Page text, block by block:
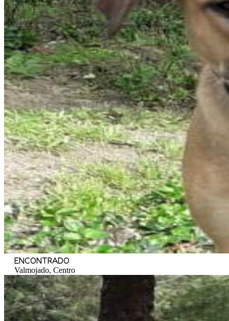
ENCONTRADO
Valmojado, Centro